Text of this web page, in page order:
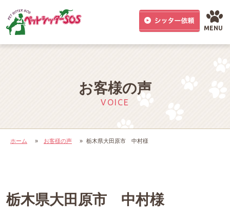
MENU
お客様の声
VOICE
ホーム » お客様の声 » 栃木県大田原市 中村様
栃木県大田原市 中村様